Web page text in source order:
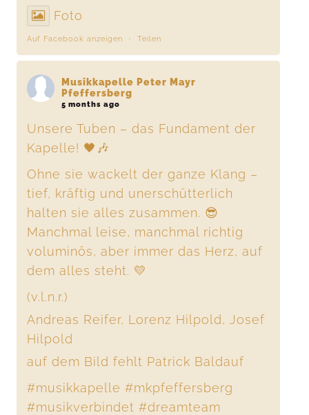
Foto
Auf Facebook anzeigen · Teilen
Musikkapelle Peter Mayr
Pfeffersberg
5 months ago
Unsere Tuben – das Fundament der
Kapelle! 🖤🎶
Ohne sie wackelt der ganze Klang –
tief, kräftig und unerschütterlich
halten sie alles zusammen. 😎
Manchmal leise, manchmal richtig
voluminös, aber immer das Herz, auf
dem alles steht. 💛
(v.l.n.r.)
Andreas Reifer, Lorenz Hilpold, Josef
Hilpold
auf dem Bild fehlt Patrick Baldauf
#musikkapelle #mkpfeffersberg
#musikverbindet #dreamteam